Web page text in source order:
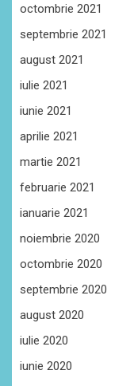
octombrie 2021
septembrie 2021
august 2021
iulie 2021
iunie 2021
aprilie 2021
martie 2021
februarie 2021
ianuarie 2021
noiembrie 2020
octombrie 2020
septembrie 2020
august 2020
iulie 2020
iunie 2020